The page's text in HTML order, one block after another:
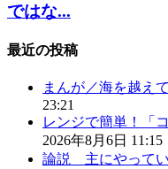
ではな...
最近の投稿
まんが／海を越え
23:21
レンジで簡単！「
2026年8月6日 11:15
論説 主にやって